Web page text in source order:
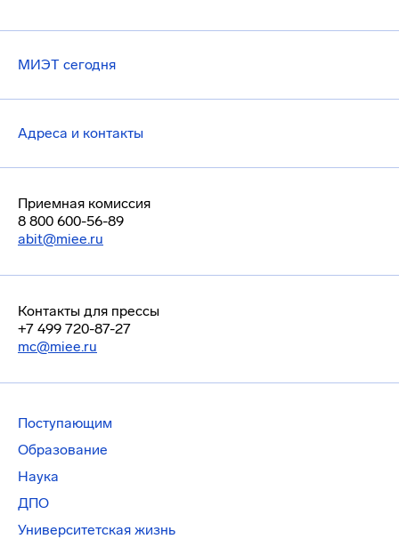
МИЭТ сегодня
Адреса и контакты
Приемная комиссия
8 800 600-56-89
abit@miee.ru
Контакты для прессы
+7 499 720-87-27
mc@miee.ru
Поступающим
Образование
Наука
ДПО
Университетская жизнь